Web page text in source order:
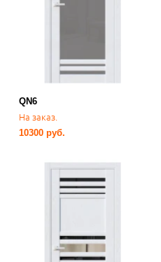
QN6
На заказ.
10300 руб.